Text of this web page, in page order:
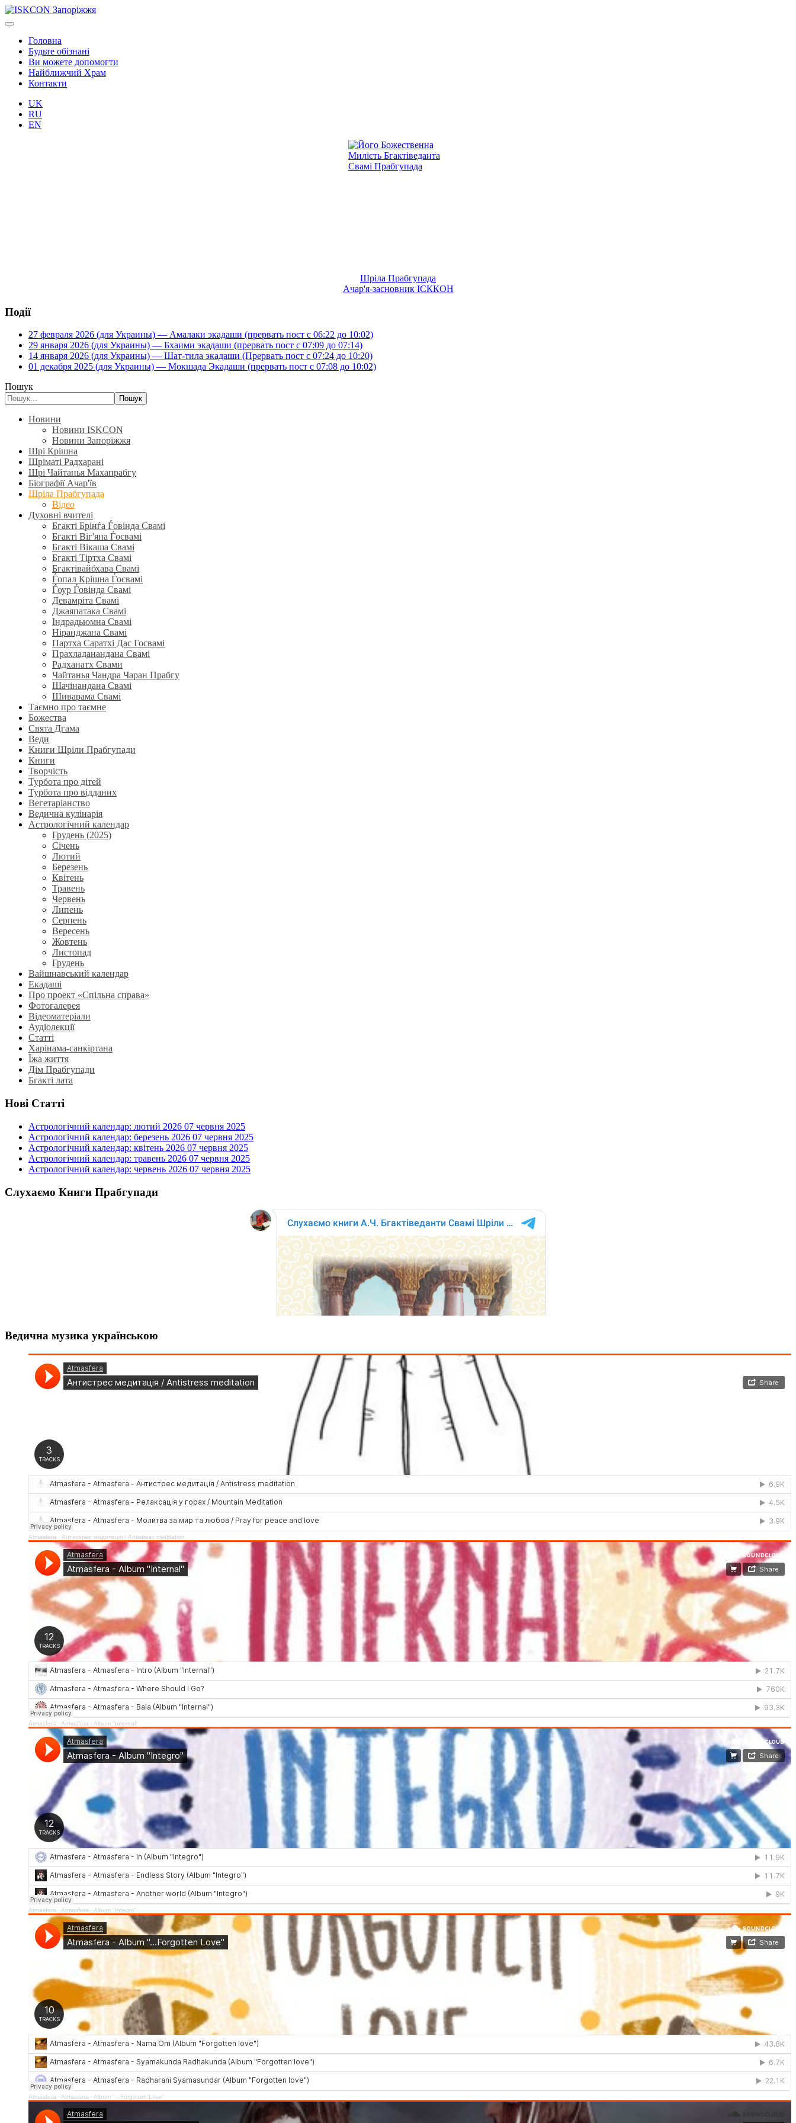
Головна
Будьте обізнані
Ви можете допомогти
Найближчий Храм
Контакти
UK
RU
EN
Шріла Прабгупада
Ачар'я-засновник ІСККОН
Події
27 февраля 2026 (для Украины) — Амалаки экадаши (прервать пост с 06:22 до 10:02)
29 января 2026 (для Украины) — Бхаими экадаши (прервать пост с 07:09 до 07:14)
14 января 2026 (для Украины) — Шат-тила экадаши (Прервать пост с 07:24 до 10:20)
01 декабря 2025 (для Украины) — Мокшада Экадаши (прервать пост с 07:08 до 10:02)
Пошук
Пошук
Новини
Новини ISKCON
Новини Запоріжжя
Шрі Крішна
Шріматі Радхарані
Шрі Чайтанья Махапрабгу
Біографії Ачар'їв
Шріла Прабгупада
Відео
Духовні вчителі
Бгакті Брінѓа Ѓовінда Свамі
Бгакті Віг'яна Ѓосвамі
Бгакті Вікаша Свамі
Бгакті Тіртха Свамі
Бгактівайбхава Свамі
Ѓопал Крішна Ѓосвамі
Ѓоур Ѓовінда Свамі
Девамріта Свамі
Джаяпатака Свамі
Індрадьюмна Свамі
Ніранджана Свамі
Партха Саратхі Дас Госвамі
Прахладанандана Свамі
Радханатх Свами
Чайтанья Чандра Чаран Прабгу
Шачінандана Свамі
Шиварама Свамі
Таємно про таємне
Божества
Свята Дгама
Веди
Книги Шріли Прабгупади
Книги
Творчість
Турбота про дітей
Турбота про відданих
Вегетаріанство
Ведична кулінарія
Астрологічний календар
Грудень (2025)
Січень
Лютий
Березень
Квітень
Травень
Червень
Липень
Серпень
Вересень
Жовтень
Листопад
Грудень
Вайшнавський календар
Екадаші
Про проект «Спільна справа»
Фотогалерея
Відеоматеріали
Аудіолекції
Статті
Харінама-санкіртана
Їжа життя
Дім Прабгупади
Бгакті лата
Нові Статті
Астрологічний календар: лютий 2026 07 червня 2025
Астрологічний календар: березень 2026 07 червня 2025
Астрологічний календар: квітень 2026 07 червня 2025
Астрологічний календар: травень 2026 07 червня 2025
Астрологічний календар: червень 2026 07 червня 2025
Слухаємо Книги Прабгупади
Ведична музика українською
Atmasfera · Антистрес медитація / Аntistress meditation
Atmasfera · Atmasfera - Album "Internal"
Atmasfera · Atmasfera - Album "Integro"
Atmasfera · Atmasfera - Album "...Forgotten Love"